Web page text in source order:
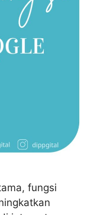
fungsi